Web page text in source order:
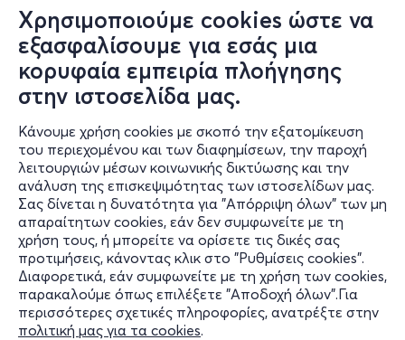
Χρησιμοποιούμε cookies ώστε να
εξασφαλίσουμε για εσάς μια
κορυφαία εμπειρία πλοήγησης
στην ιστοσελίδα μας.
Κάνουμε χρήση cookies με σκοπό την εξατομίκευση
του περιεχομένου και των διαφημίσεων, την παροχή
λειτουργιών μέσων κοινωνικής δικτύωσης και την
ανάλυση της επισκεψιμότητας των ιστοσελίδων μας.
Σας δίνεται η δυνατότητα για "Απόρριψη όλων" των μη
απαραίτητων cookies, εάν δεν συμφωνείτε με τη
χρήση τους, ή μπορείτε να ορίσετε τις δικές σας
προτιμήσεις, κάνοντας κλικ στο "Ρυθμίσεις cookies".
Διαφορετικά, εάν συμφωνείτε με τη χρήση των cookies,
παρακαλούμε όπως επιλέξετε "Αποδοχή όλων".Για
περισσότερες σχετικές πληροφορίες, ανατρέξτε στην
πολιτική μας για τα cookies.